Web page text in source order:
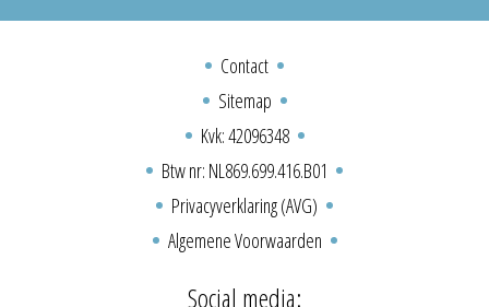
Contact
Sitemap
Kvk: 42096348
Btw nr: NL869.699.416.B01
Privacyverklaring (AVG)
Algemene Voorwaarden
Social media: